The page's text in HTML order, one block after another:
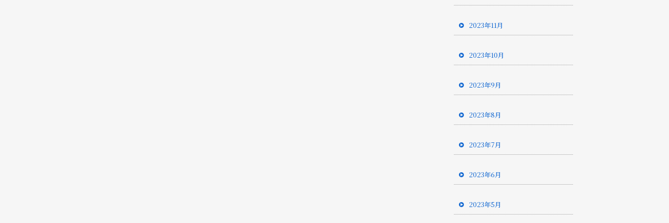
2023年11月
2023年10月
2023年9月
2023年8月
2023年7月
2023年6月
2023年5月